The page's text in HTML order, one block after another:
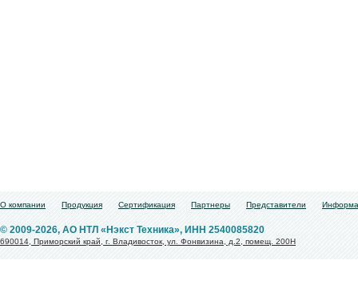
О компании Продукция Сертификация Партнеры Представители
© 2009-2026, АО НТЛ «Нэкст Техника», ИНН 2540085820
690014, Приморский край, г. Владивосток, ул. Фонвизина, д.2, помещ. 200Н